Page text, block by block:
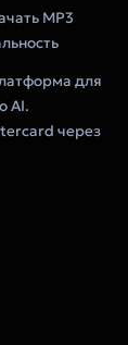
MP3
для
AI.
через